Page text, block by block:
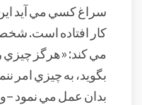
سراغ کسي مي آيد
کار افتاده است.
مي کند: «هرگز چيزي
بگويد، به چيزي امر
بدان عمل مي نمود